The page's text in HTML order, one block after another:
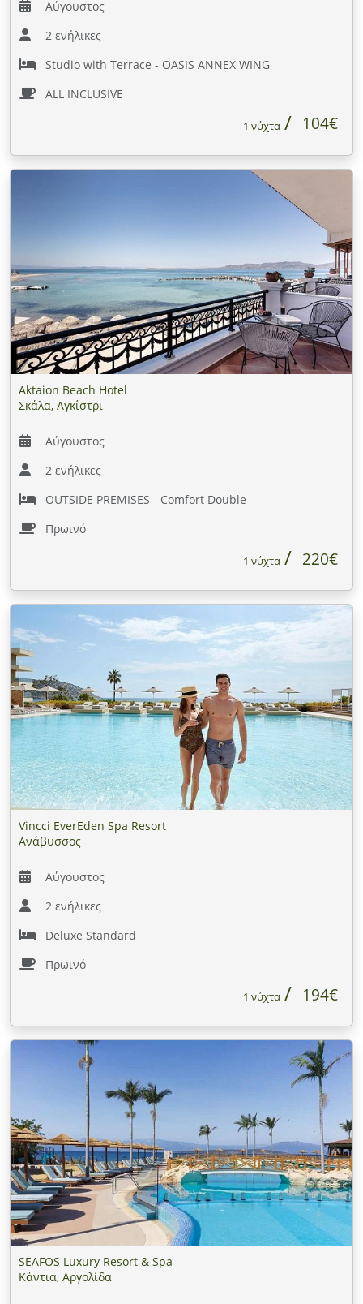
Αύγουστος
2 ενήλικες
Studio with Terrace - OASIS ANNEX WING
ALL INCLUSIVE
1 νύχτα 104€
Aktaion Beach Hotel
Σκάλα, Αγκίστρι
Αύγουστος
2 ενήλικες
OUTSIDE PREMISES - Comfort Double
Πρωινό
1 νύχτα 220€
Vincci EverEden Spa Resort
Ανάβυσσος
Αύγουστος
2 ενήλικες
Deluxe Standard
Πρωινό
1 νύχτα 194€
SEAFOS Luxury Resort & Spa
Κάντια, Αργολίδα